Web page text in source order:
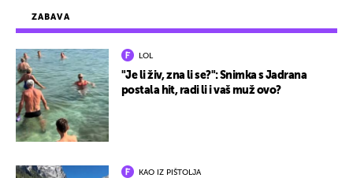
ZABAVA
LOL
"Je li živ, zna li se?": Snimka s Jadrana
postala hit, radi li i vaš muž ovo?
KAO IZ PIŠTOLJA